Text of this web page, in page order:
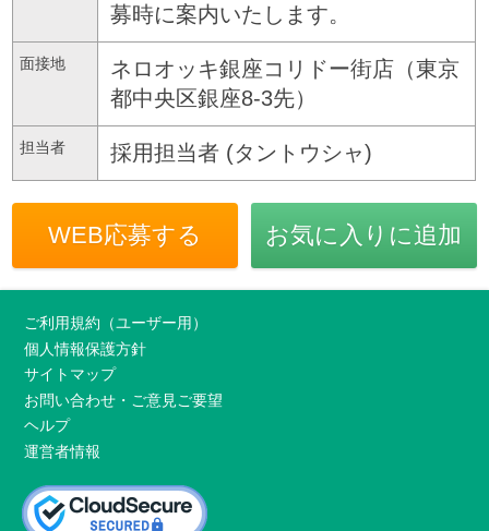
募時に案内いたします。
面接地
ネロオッキ銀座コリドー街店（東京
都中央区銀座8-3先）
担当者 採用担当者 (タントウシャ)
WEB応募する お気に入りに追加
ご利用規約（ユーザー用）
個人情報保護方針
サイトマップ
お問い合わせ・ご意見ご要望
ヘルプ
運営者情報